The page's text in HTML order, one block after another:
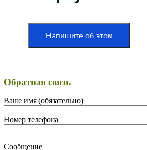
Напишите об этом
Обратная связь
Ваше имя (обязательно)
Номер телефона
Сообщение